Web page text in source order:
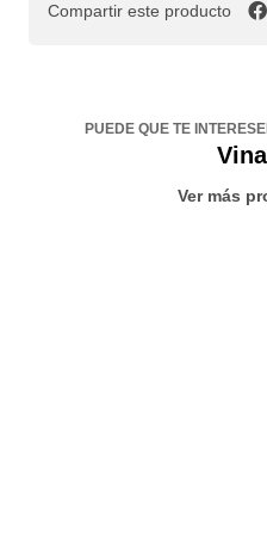
Compartir este producto
PUEDE QUE TE
Ver más